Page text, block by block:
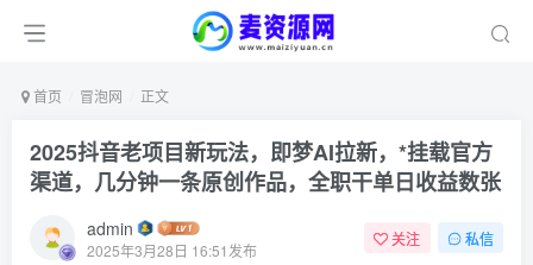
首页 冒泡网 正文
2025抖音老项目新玩法，即梦AI拉新，*挂载官方
渠道，几分钟一条原创作品，全职干单日收益数张
admin
2025年3月28日 16:51发布
关注 私信